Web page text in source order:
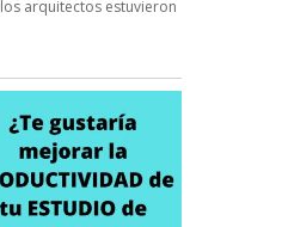
arquitectos estuvieron